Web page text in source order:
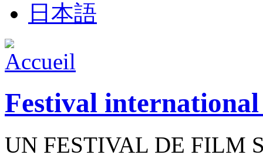
日本語
Festival
UN FESTIVAL DE FILM